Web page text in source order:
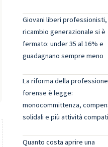
Giovani liberi professionisti,
ricambio generazionale si è
fermato: under 35 al 16% e
guadagnano sempre meno
La riforma della professione
forense è legge:
monocommittenza,
solidali e più attività
Quanto costa aprire una